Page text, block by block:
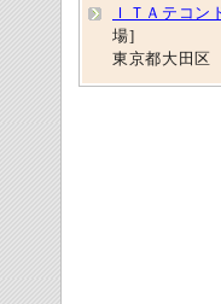
ＩＴＡテコン
場]
東京都大田区